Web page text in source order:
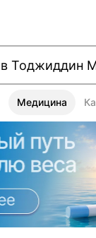
Медицина